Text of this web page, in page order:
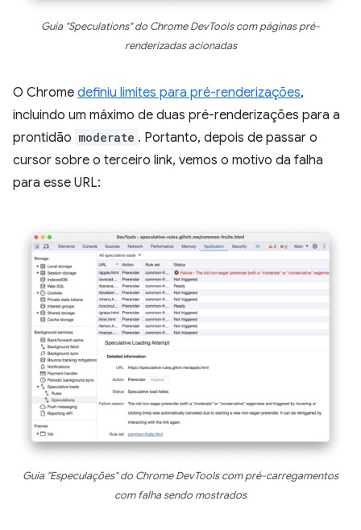
Guia "Speculations" do Chrome DevTools com páginas pré-
renderizadas acionadas
O Chrome definiu limites para pré-renderizações,
incluindo um máximo de duas pré-renderizações para a
prontidão moderate . Portanto, depois de passar o
cursor sobre o terceiro link, vemos o motivo da falha
para esse URL:
Guia "Especulações" do Chrome DevTools com pré-carregamentos
com falha sendo mostrados